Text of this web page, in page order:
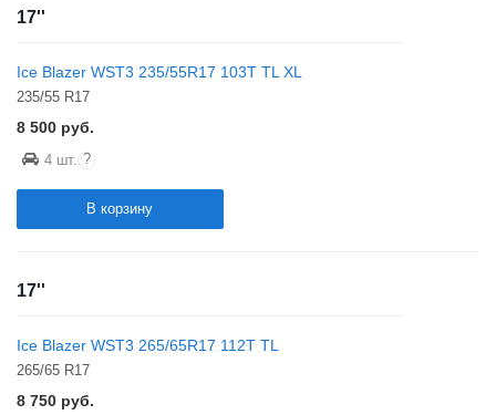
17''
Ice Blazer WST3 235/55R17 103T TL XL
235/55 R17
8 500 руб.
4 шт. ?
В корзину
17''
Ice Blazer WST3 265/65R17 112T TL
265/65 R17
8 750 руб.